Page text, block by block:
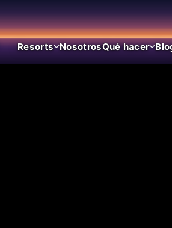
Resorts NosotrosQué hacer